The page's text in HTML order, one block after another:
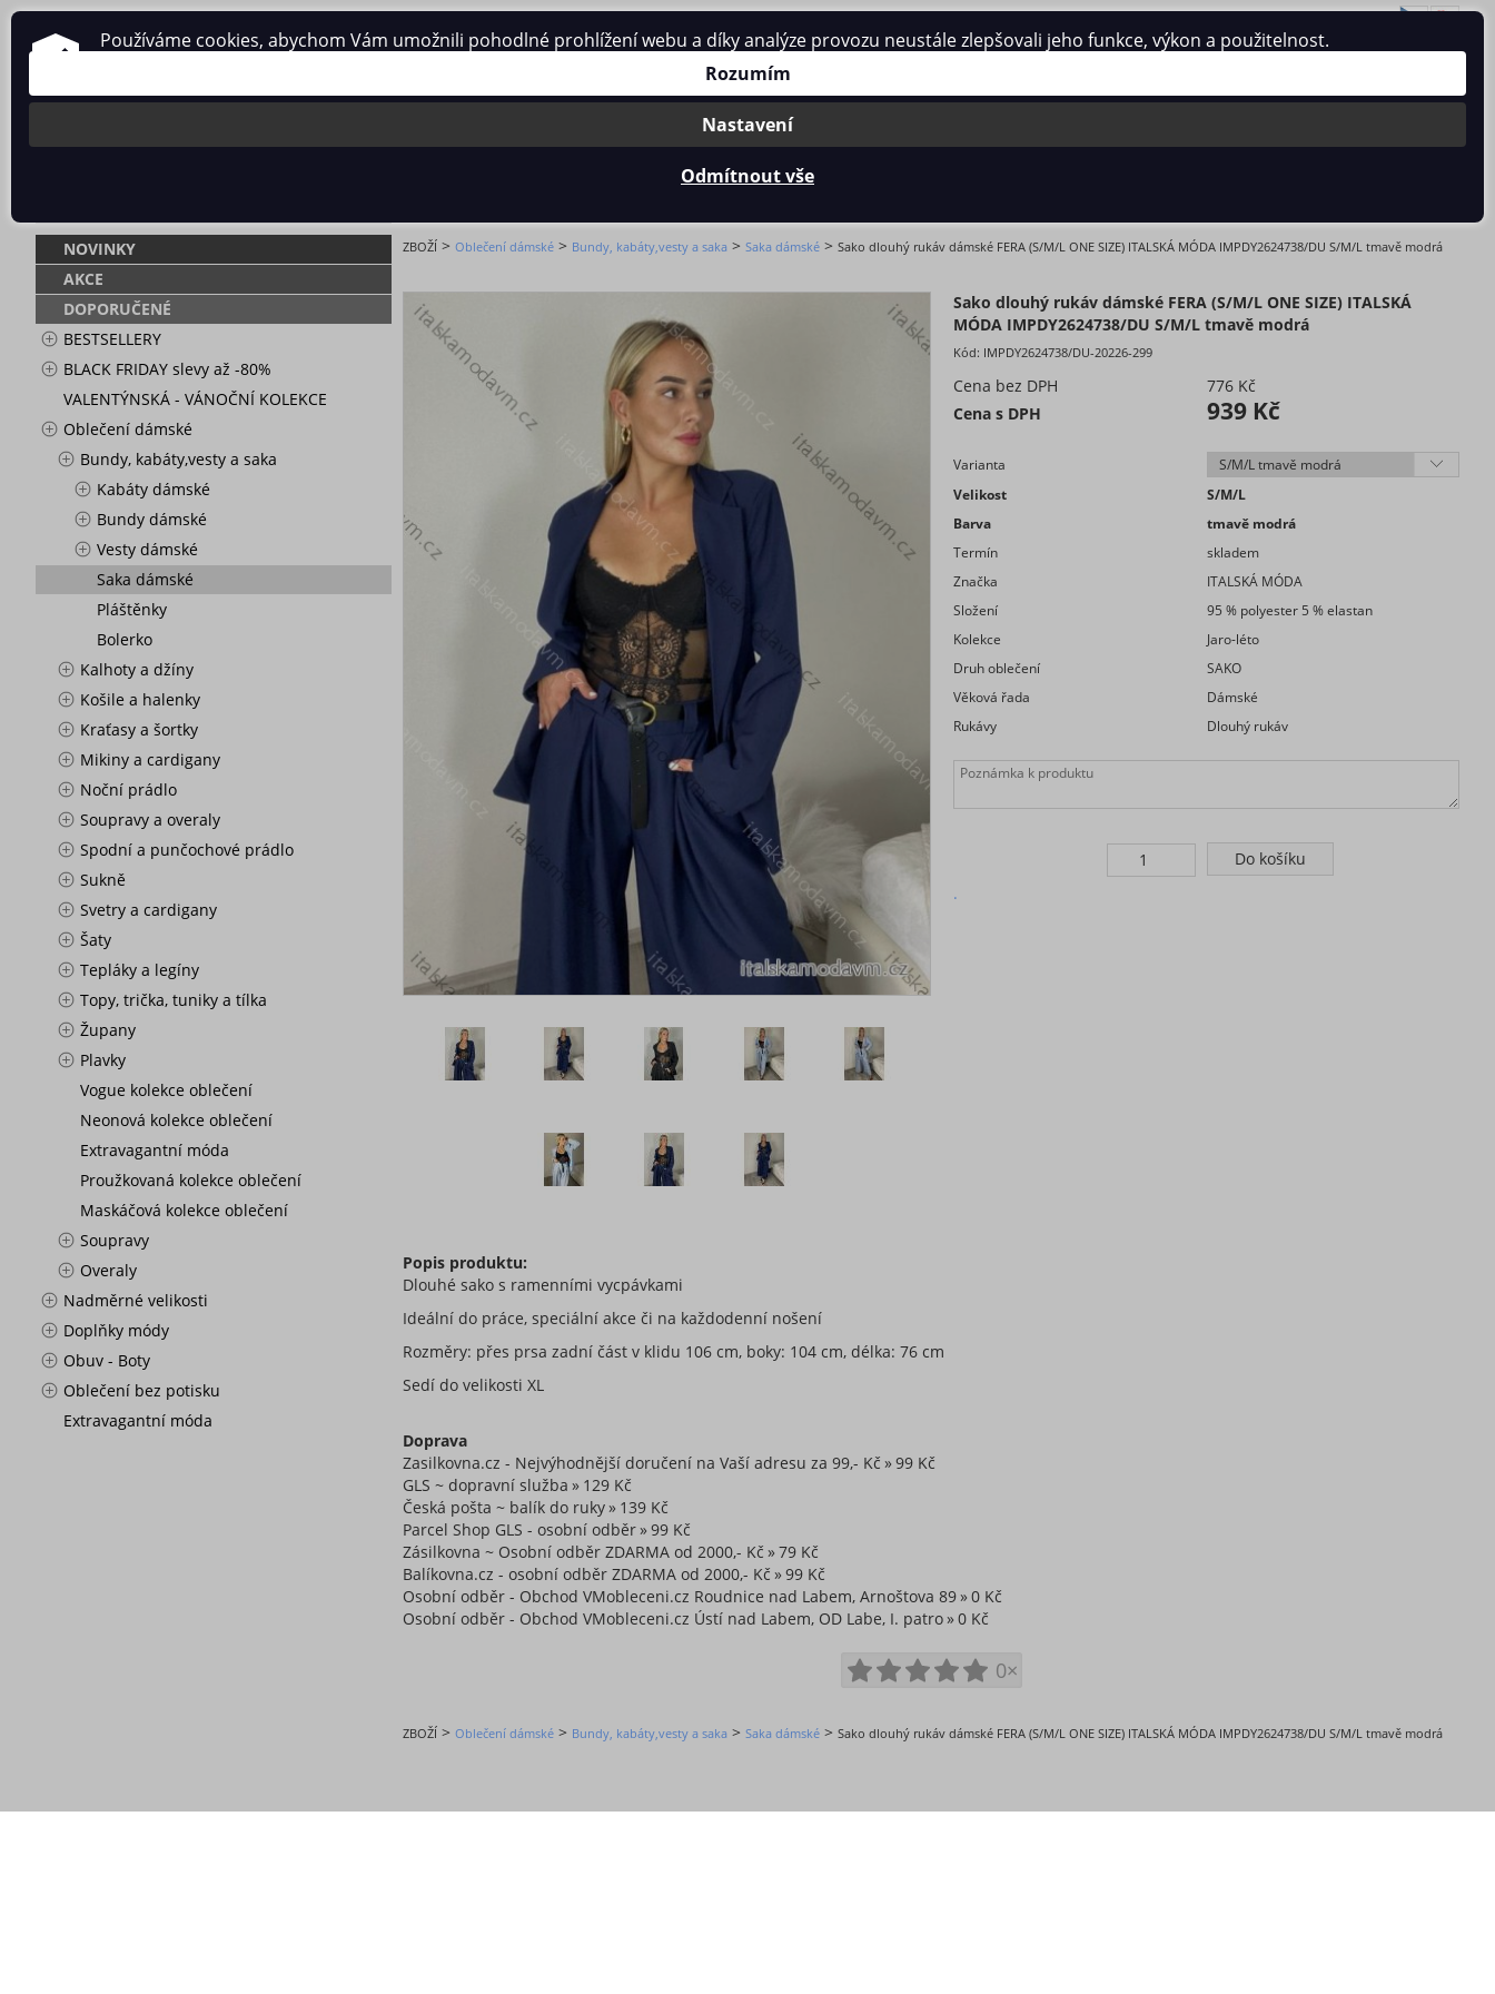
O nás Obchodní podmínky Ochrana osobních údajů Kontakt
Přihlásit se/Registrace 0 ks / 0 Kč
NOVINKY
AKCE
DOPORUČENÉ
BESTSELLERY
BLACK FRIDAY slevy až -80%
VALENTÝNSKÁ - VÁNOČNÍ KOLEKCE
Oblečení dámské
Bundy, kabáty,vesty a saka
Kabáty dámské
Bundy dámské
Vesty dámské
Saka dámské
Pláštěnky
Bolerko
Kalhoty a džíny
Košile a halenky
Kraťasy a šortky
Mikiny a cardigany
Noční prádlo
Soupravy a overaly
Spodní a punčochové prádlo
Sukně
Svetry a cardigany
Šaty
Tepláky a legíny
Topy, trička, tuniky a tílka
Župany
Plavky
Vogue kolekce oblečení
Neonová kolekce oblečení
Extravagantní móda
Proužkovaná kolekce oblečení
Maskáčová kolekce oblečení
Soupravy
Overaly
Nadměrné velikosti
Doplňky módy
Obuv - Boty
Oblečení bez potisku
Extravagantní móda
ZBOŽÍ > Oblečení dámské > Bundy, kabáty,vesty a saka > Saka dámské > Sako dlouhý rukáv dámské FERA (S/M/L ONE SIZE) ITALSKÁ MÓDA IMPDY2624738/DU S/M/L tmavě modrá
Sako dlouhý rukáv dámské FERA (S/M/L ONE SIZE) ITALSKÁ
MÓDA IMPDY2624738/DU S/M/L tmavě modrá
Kód: IMPDY2624738/DU-20226-299
Cena bez DPH
776 Kč
Cena s DPH
939 Kč
Varianta
Velikost
S/M/L
Barva
tmavě modrá
Termín
skladem
Značka
ITALSKÁ MÓDA
Složení
95 % polyester 5 % elastan
Kolekce
Jaro-léto
Druh oblečení
SAKO
Věková řada
Dámské
Rukávy
Dlouhý rukáv
.
Popis produktu:
Dlouhé sako s ramenními vycpávkami
Ideální do práce, speciální akce či na každodenní nošení
Rozměry: přes prsa zadní část v klidu 106 cm, boky: 104 cm, délka: 76 cm
Sedí do velikosti XL
Doprava
Zasilkovna.cz - Nejvýhodnější doručení na Vaší adresu za 99,- Kč
99 Kč
GLS ~ dopravní služba
129 Kč
Česká pošta ~ balík do ruky
139 Kč
Parcel Shop GLS - osobní odběr
99 Kč
Zásilkovna ~ Osobní odběr ZDARMA od 2000,- Kč
79 Kč
Balíkovna.cz - osobní odběr ZDARMA od 2000,- Kč
99 Kč
Osobní odběr - Obchod VMobleceni.cz Roudnice nad Labem, Arnoštova 89
0 Kč
Osobní odběr - Obchod VMobleceni.cz Ústí nad Labem, OD Labe, I. patro
0 Kč
0×
ZBOŽÍ > Oblečení dámské > Bundy, kabáty,vesty a saka > Saka dámské > Sako dlouhý rukáv dámské FERA (S/M/L ONE SIZE) ITALSKÁ MÓDA IMPDY2624738/DU S/M/L tmavě modrá
Používáme cookies, abychom Vám umožnili pohodlné prohlížení webu a díky analýze provozu neustále zlepšovali jeho funkce, výkon a použitelnost.
Rozumím
Nastavení
Odmítnout vše